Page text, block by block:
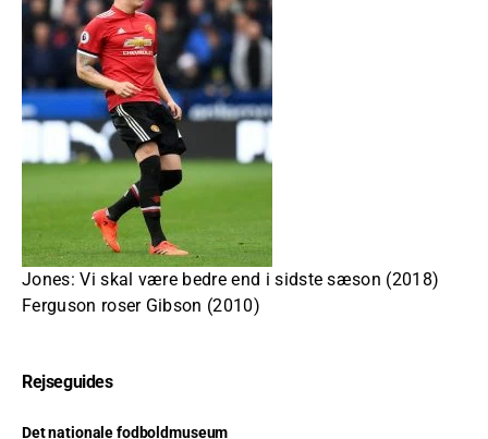
Jones: Vi skal være bedre end i sidste sæson (2018)
Ferguson roser Gibson (2010)
Rejseguides
Det nationale fodboldmuseum